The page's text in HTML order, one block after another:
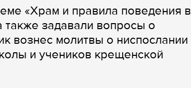
«Храм и правила поведения в
также задавали вопросы о
вознес молитвы о ниспослании
и учеников крещенской